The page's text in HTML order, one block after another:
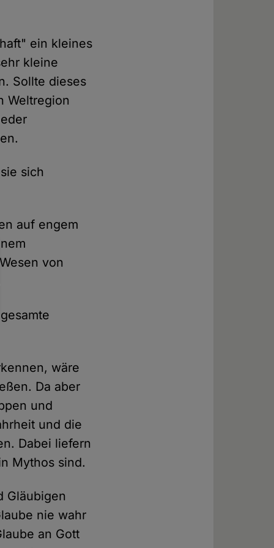
ein kleines
kleine
Sollte dieses
Weltregion
sich
auf engem
von
wäre
Da aber
und
und die
Dabei liefern
Mythos sind.
Gläubigen
nie wahr
an Gott